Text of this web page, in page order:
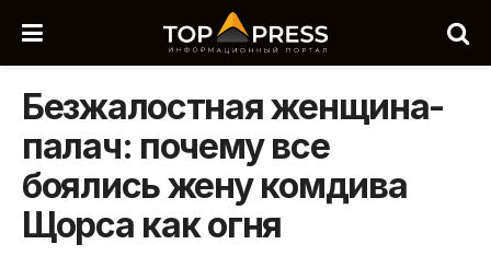
Безжалостная женщина-
палач: почему все
боялись жену комдива
Щорса как огня